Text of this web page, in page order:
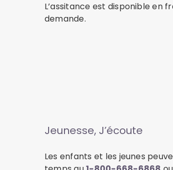
L’assitance est disponible en
demande.
Jeunesse, J’écoute
Les enfants et les jeunes